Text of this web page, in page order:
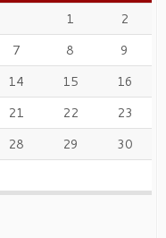
1
2
7 8
9
14 15
16
21 22
23
28 29
30